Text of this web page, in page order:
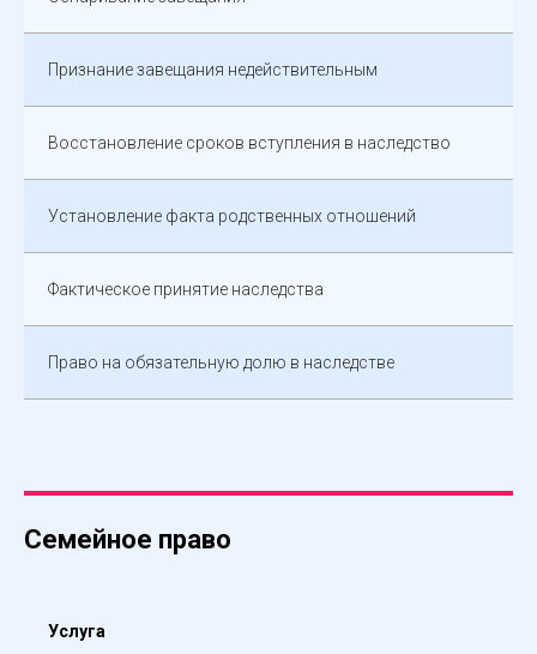
Признание завещания недействительным
Восстановление сроков вступления в наследство
Установление факта родственных отношений
Фактическое принятие наследства
Право на обязательную долю в наследстве
Семейное право
Услуга